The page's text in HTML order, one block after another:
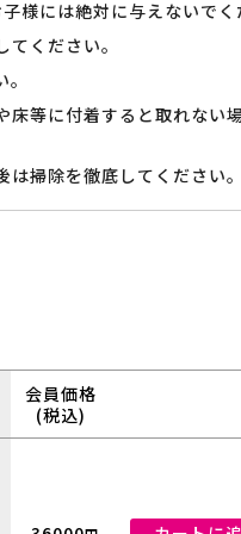
様には絶対に与えないでく
ください。
等に付着すると取れない
掃除を徹底してください。
会員価格
(税込)